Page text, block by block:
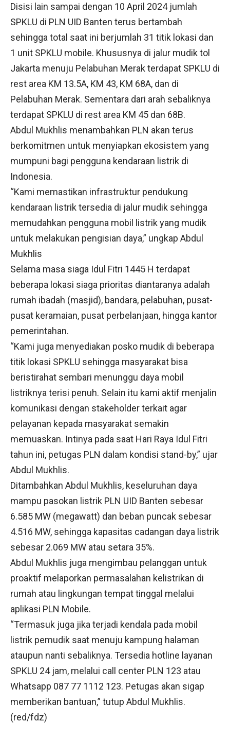
Disisi lain sampai dengan 10 April 2024 jumlah
SPKLU di PLN UID Banten terus bertambah
sehingga total saat ini berjumlah 31 titik lokasi dan
1 unit SPKLU mobile. Khususnya di jalur mudik tol
Jakarta menuju Pelabuhan Merak terdapat SPKLU di
rest area KM 13.5A, KM 43, KM 68A, dan di
Pelabuhan Merak. Sementara dari arah sebaliknya
terdapat SPKLU di rest area KM 45 dan 68B.
Abdul Mukhlis menambahkan PLN akan terus
berkomitmen untuk menyiapkan ekosistem yang
mumpuni bagi pengguna kendaraan listrik di
Indonesia.
“Kami memastikan infrastruktur pendukung
kendaraan listrik tersedia di jalur mudik sehingga
memudahkan pengguna mobil listrik yang mudik
untuk melakukan pengisian daya,” ungkap Abdul
Mukhlis
Selama masa siaga Idul Fitri 1445 H terdapat
beberapa lokasi siaga prioritas diantaranya adalah
rumah ibadah (masjid), bandara, pelabuhan, pusat-
pusat keramaian, pusat perbelanjaan, hingga kantor
pemerintahan.
“Kami juga menyediakan posko mudik di beberapa
titik lokasi SPKLU sehingga masyarakat bisa
beristirahat sembari menunggu daya mobil
listriknya terisi penuh. Selain itu kami aktif menjalin
komunikasi dengan stakeholder terkait agar
pelayanan kepada masyarakat semakin
memuaskan. Intinya pada saat Hari Raya Idul Fitri
tahun ini, petugas PLN dalam kondisi stand-by,” ujar
Abdul Mukhlis.
Ditambahkan Abdul Mukhlis, keseluruhan daya
mampu pasokan listrik PLN UID Banten sebesar
6.585 MW (megawatt) dan beban puncak sebesar
4.516 MW, sehingga kapasitas cadangan daya listrik
sebesar 2.069 MW atau setara 35%.
Abdul Mukhlis juga mengimbau pelanggan untuk
proaktif melaporkan permasalahan kelistrikan di
rumah atau lingkungan tempat tinggal melalui
aplikasi PLN Mobile.
“Termasuk juga jika terjadi kendala pada mobil
listrik pemudik saat menuju kampung halaman
ataupun nanti sebaliknya. Tersedia hotline layanan
SPKLU 24 jam, melalui call center PLN 123 atau
Whatsapp 087 77 1112 123. Petugas akan sigap
memberikan bantuan,” tutup Abdul Mukhlis.
(red/fdz)